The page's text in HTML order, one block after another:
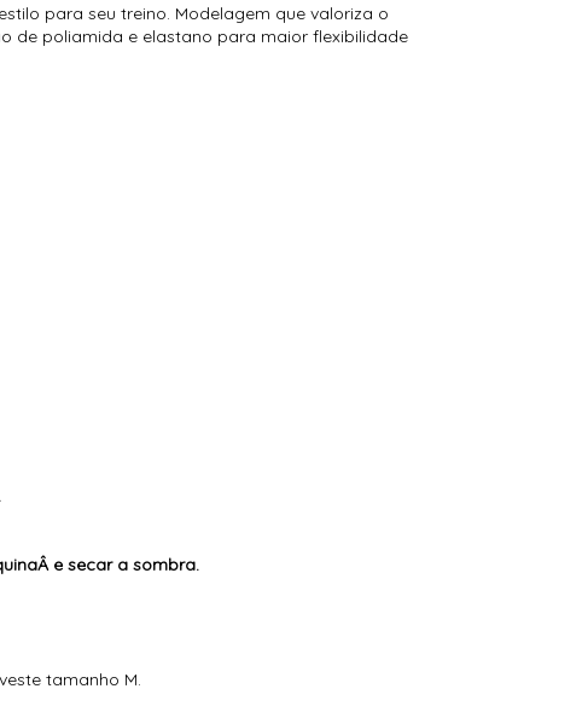
para seu treino. Modelagem que valoriza o
de poliamida e elastano para maior flexibilidade
e secar a sombra.
tamanho M.